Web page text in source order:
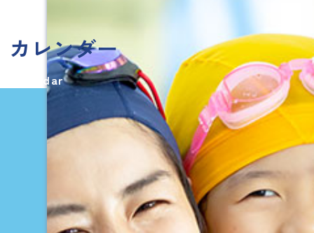
カレンダー
Calendar